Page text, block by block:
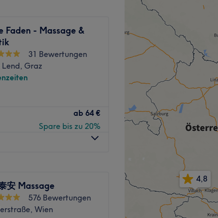
Zurück zur Salonansicht
von langjährigen
Profis geführt, die
haben. Die Räume
- auch für
- diese lösen
Verspannungen.
die perfekte
an deine
noch vor Ort zu duschen.
worauf noch warten?
Massagepraxis, die
entspannenden und
abzielen, das
aus einer kleinen
ihre Kunden kümmern.
Faden - Massage &
31 Bewertungen
Lend, Graz
ab 64 €
Spare bis zu 20%
安 Massage
576 Bewertungen
Wien
4,8